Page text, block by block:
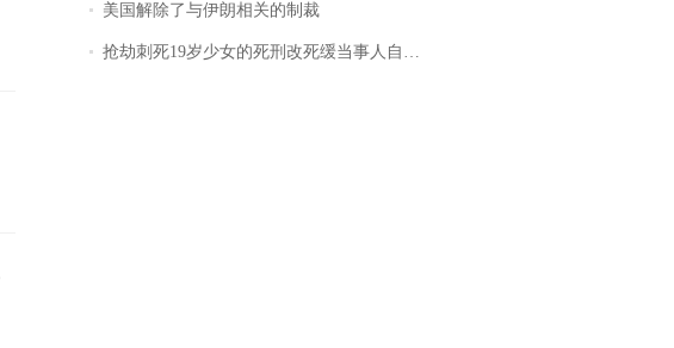
美国解除了与伊朗相关的制裁
抢劫刺死19岁少女的死刑改死缓当事人自述：出狱11年间始终刻意躲避被害人家属